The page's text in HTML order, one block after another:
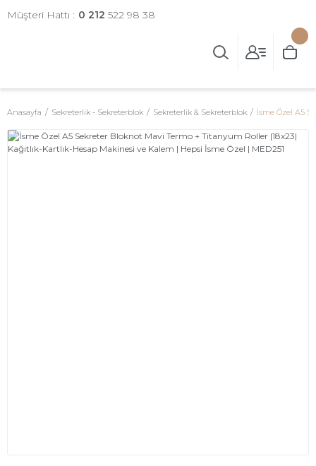
Müşteri Hattı : 0 212 522 98 38
Anasayfa Sekreterlik - Sekreterblok Sekreterlik & Sekreterblok İsme Özel A5